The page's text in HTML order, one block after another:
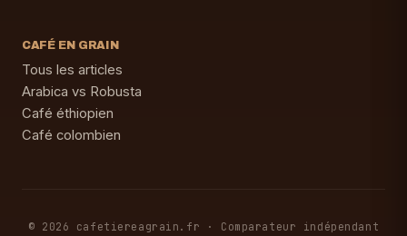
CAFÉ EN GRAIN
Tous les articles
Arabica vs Robusta
Café éthiopien
Café colombien
© 2026 cafetiereagrain.fr · Comparateur indépendant